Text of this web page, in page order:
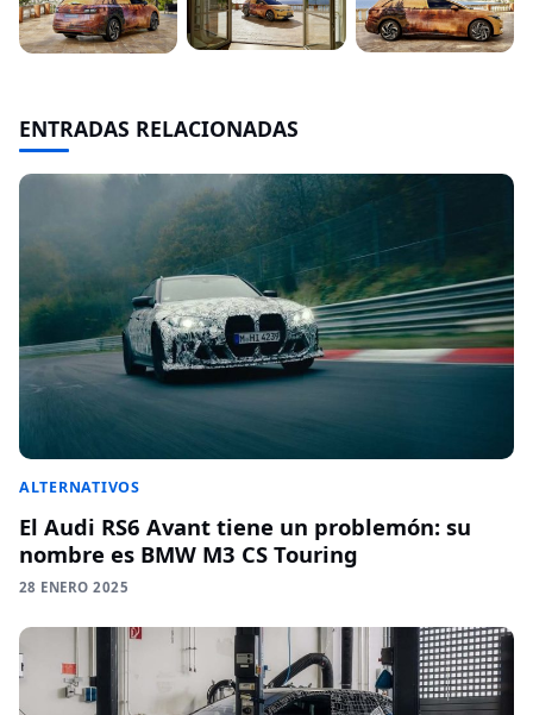
ENTRADAS RELACIONADAS
ALTERNATIVOS
El Audi RS6 Avant tiene un problemón: su
nombre es BMW M3 CS Touring
28 ENERO 2025